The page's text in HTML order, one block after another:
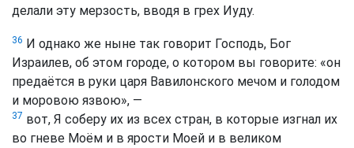
делали эту мерзость, вводя в грех Иуду.
36 И однако же ныне так говорит Господь, Бог
Израилев, об этом городе, о котором вы говорите: «он
предаётся в руки царя Вавилонского мечом и голодом
и моровою язвою», —
37 вот, Я соберу их из всех стран, в которые изгнал их
во гневе Моём и в ярости Моей и в великом